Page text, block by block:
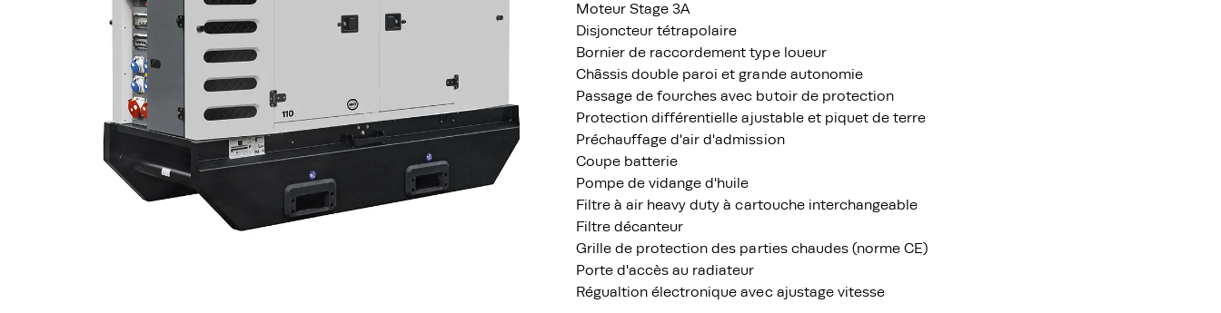
Moteur Stage 3A
Disjoncteur tétrapolaire
Bornier de raccordement type loueur
Châssis double paroi et grande autonomie
Passage de fourches avec butoir de protection
Protection différentielle ajustable et piquet de terre
Préchauffage d'air d'admission
Coupe batterie
Pompe de vidange d'huile
Filtre à air heavy duty à cartouche interchangeable
Filtre décanteur
Grille de protection des parties chaudes (norme CE)
Porte d'accès au radiateur
Régualtion électronique avec ajustage vitesse